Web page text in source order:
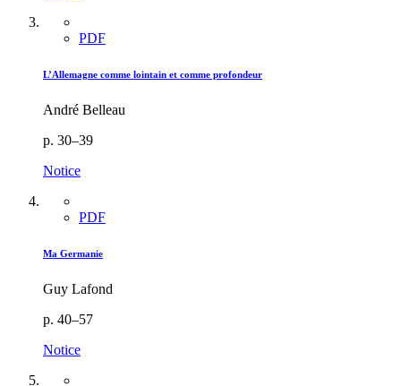
PDF
L’Allemagne comme lointain et comme profondeur
André Belleau
p. 30–39
Notice
PDF
Ma Germanie
Guy Lafond
p. 40–57
Notice